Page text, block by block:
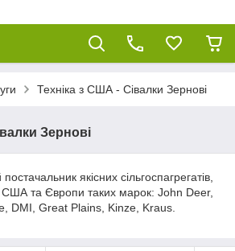
Техніка з США - Сівалки Зернові
Зернові
якісних сільгоспагрегатів,
США та Європи таких марок: John Deer,
DMI, Great Plains, Kinze, Kraus.